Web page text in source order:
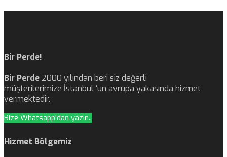
Bir Perde!
Bir Perde 2000 yılından beri siz değerli
müşterilerimize İstanbul ‘un avrupa yakasında hizmet
vermektedir.
Bize Whatsapp'dan yazın..
Hizmet Bölgemiz